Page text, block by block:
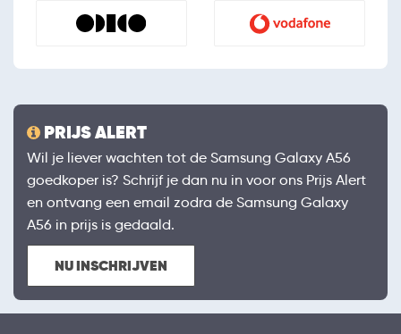
PRIJS ALERT
Wil je liever wachten tot de Samsung Galaxy A56
goedkoper is? Schrijf je dan nu in voor ons Prijs Alert
en ontvang een email zodra de Samsung Galaxy
A56 in prijs is gedaald.
NU INSCHRIJVEN